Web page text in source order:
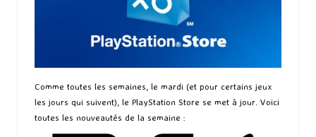
Comme toutes les semaines, le mardi (et pour certains jeux
les jours qui suivent), le PlayStation Store se met à jour. Voici
toutes les nouveautés de la semaine :